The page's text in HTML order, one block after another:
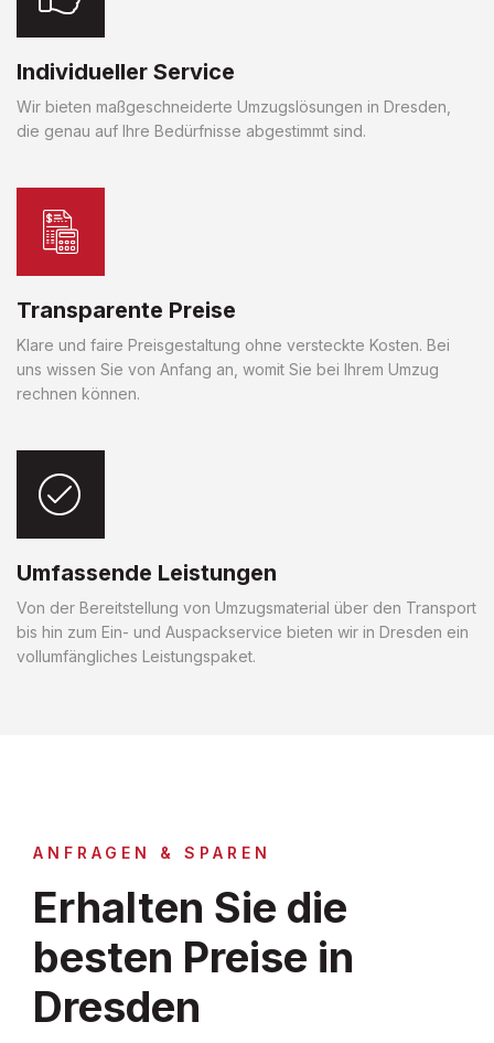
Individueller Service
Wir bieten maßgeschneiderte Umzugslösungen in Dresden,
die genau auf Ihre Bedürfnisse abgestimmt sind.
Transparente Preise
Klare und faire Preisgestaltung ohne versteckte Kosten. Bei
uns wissen Sie von Anfang an, womit Sie bei Ihrem Umzug
rechnen können.
Umfassende Leistungen
Von der Bereitstellung von Umzugsmaterial über den Transport
bis hin zum Ein- und Auspackservice bieten wir in Dresden ein
vollumfängliches Leistungspaket.
ANFRAGEN & SPAREN
Erhalten Sie die
besten Preise in
Dresden